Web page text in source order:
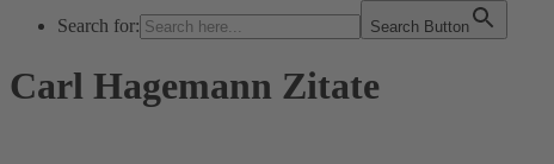
Search for:
Search Button
WELT DER ZITATE
Carl Hagemann Zitate